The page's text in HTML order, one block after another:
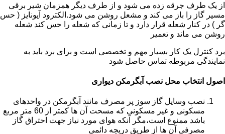
از یک طرف جرقه زده می شود و از طرف دیگر همزمان شیر برقی
مسیر گاز را باز می کند و مشعل روشن می شود.الکترود آیونایز ( حس
گر ) در کنار شعله قرار دارد و تا زمانی که شعله را حس کند شعله
روشن می ماند و تعمیر
برد کنترل یک کار بسیار مهم و تخصصی است و برای برد باید به
نمایندگی مربوطه تماس حاصل شود
اصول انتخاب محل نصب آبگرمکن دیواری
نصب وسایل گاز سوز پر مصرف مانند آبگرمکن در واحدهای
مسکونی و غیر مسکونی که مسحت آن ها کمتر از 60 متر مربع
باشد ممنوع است،مگر آنکه هوای مورد نیاز جهت احتراق گاز
مصرفی آن ها از طریق دریچه دائمی